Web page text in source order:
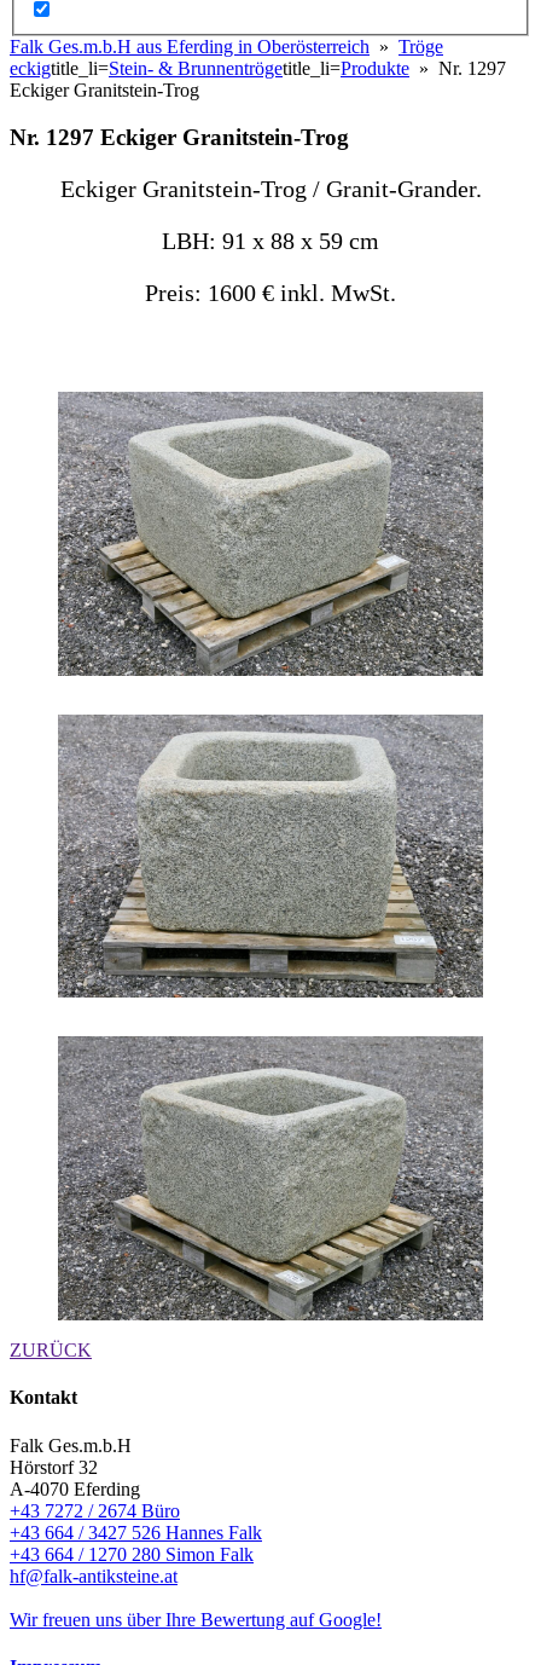
Falk Ges.m.b.H aus Eferding in Oberösterreich » Tröge
eckigtitle_li=Stein- & Brunnentrögetitle_li=Produkte » Nr. 1297
Eckiger Granitstein-Trog
Nr. 1297 Eckiger Granitstein-Trog
Eckiger Granitstein-Trog / Granit-Grander.
LBH: 91 x 88 x 59 cm
Preis: 1600 € inkl. MwSt.
ZURÜCK
Kontakt
Falk Ges.m.b.H
Hörstorf 32
A-4070 Eferding
+43 7272 / 2674 Büro
+43 664 / 3427 526 Hannes Falk
+43 664 / 1270 280 Simon Falk
hf@falk-antiksteine.at
Wir freuen uns über Ihre Bewertung auf Google!